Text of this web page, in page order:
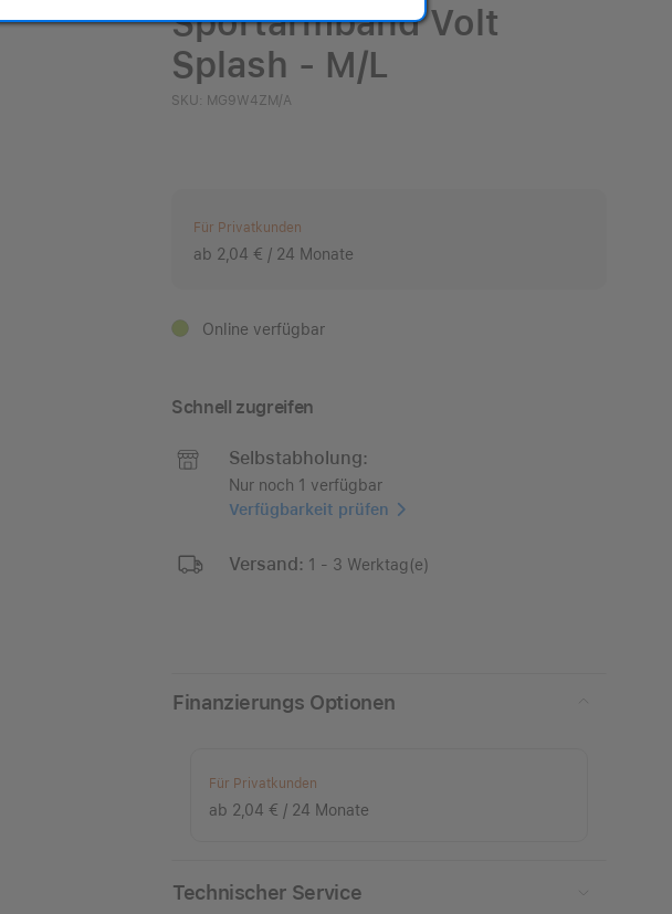
Sportarmband Volt
Splash - M/L
SKU: MG9W4ZM/A
Für Privatkunden
ab 2,04 € / 24 Monate
Online verfügbar
Schnell zugreifen
Selbstabholung:
Nur noch 1 verfügbar
Verfügbarkeit prüfen
Versand: 1 - 3 Werktag(e)
Finanzierungs Optionen
Für Privatkunden
ab 2,04 € / 24 Monate
Technischer Service